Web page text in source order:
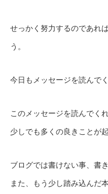
せっかく努力するのであれ
う。
今日もメッセージを読んで
このメッセージを読んでく
少しでも多くの良きことが
ブログでは書けない事、書
また、もう少し踏み込んだ